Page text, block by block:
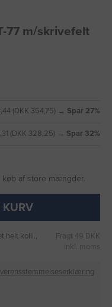
77 m/skrivefelt
(DKK 354,75) → Spar 27%
(DKK 328,25) → Spar 32%
af store mængder.
helt kolli.,
Fragt 49 DKK
inkl. moms